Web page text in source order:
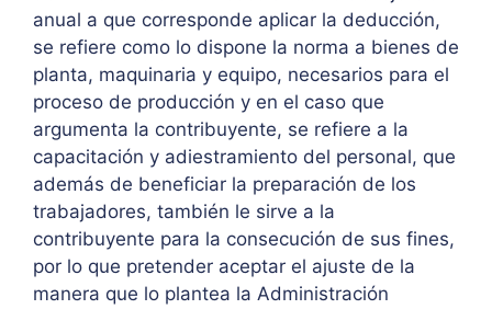
anual a que corresponde aplicar la deducción,
se refiere como lo dispone la norma a bienes de
planta, maquinaria y equipo, necesarios para el
proceso de producción y en el caso que
argumenta la contribuyente, se refiere a la
capacitación y adiestramiento del personal, que
además de beneficiar la preparación de los
trabajadores, también le sirve a la
contribuyente para la consecución de sus fines,
por lo que pretender aceptar el ajuste de la
manera que lo plantea la Administración